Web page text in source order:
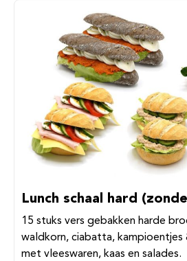
Lunch schaal hard
15 stuks vers gebakken harde
waldkorn, ciabatta, kampioentjes
met vleeswaren, kaas en salades.